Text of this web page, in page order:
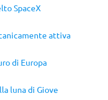
SpaceX
attiva
di Europa
luna di Giove